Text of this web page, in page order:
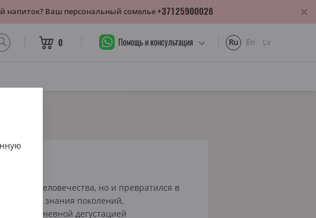
0 Помощь и консультация Ru En Lv
человечества, но и превратился в
знания поколений,
с ежедневной дегустацией
напиток? Ваш персональный сомелье+37125900028